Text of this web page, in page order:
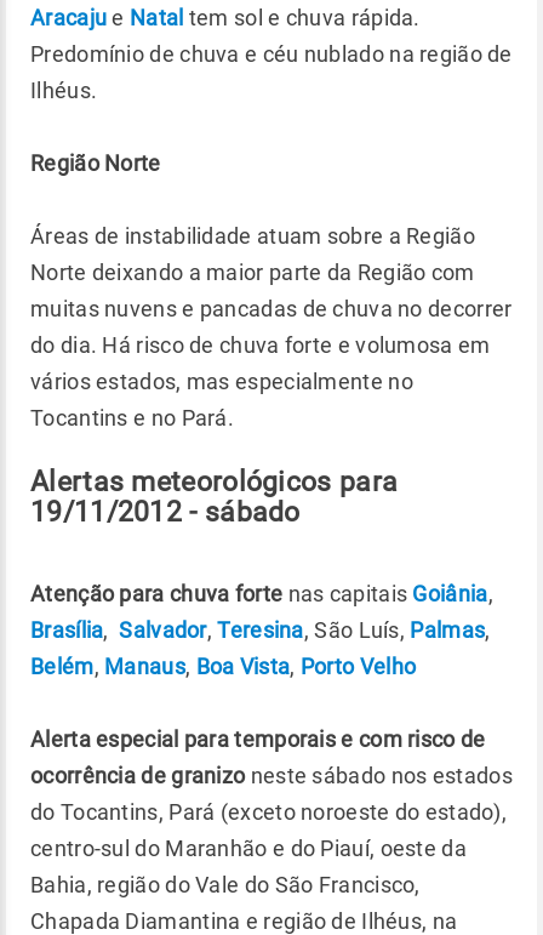
Aracajue Natal tem sol e chuva rápida.
Predomínio de chuva e céu nublado na região de
Ilhéus.
Região Norte
Áreas de instabilidade atuam sobre a Região
Norte deixando a maior parte da Região com
muitas nuvens e pancadas de chuva no decorrer
do dia. Há risco de chuva forte e volumosa em
vários estados, mas especialmente no
Tocantins e no Pará.
Alertas meteorológicos para
19/11/2012 - sábado
Atenção para chuva forte nas capitais Goiânia,
Brasília,Salvador,Teresina, São Luís, Palmas,
Belém, Manaus, Boa Vista, Porto Velho
Alerta especial para temporais e com risco de
ocorrência de granizoneste sábado nos estados
do Tocantins, Pará (exceto noroeste do estado),
centro-sul do Maranhão e do Piauí, oeste da
Bahia, região do Vale do São Francisco,
Chapada Diamantina e região de Ilhéus, na